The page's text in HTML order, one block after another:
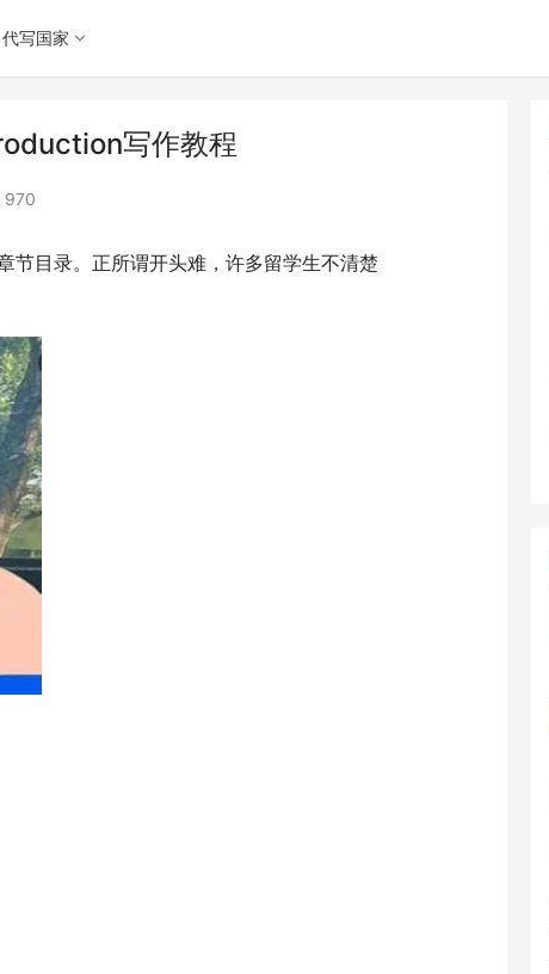
代写国家
写作教程
970
目录。正所谓开头难，许多留学生不清楚